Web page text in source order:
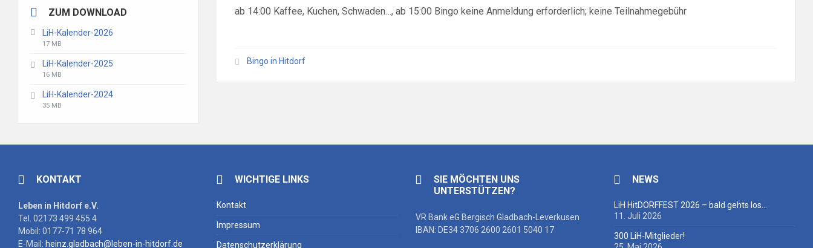
ab 14:00 Kaffee, Kuchen, Schwaden…, ab 15:00 Bingo keine Anmeldung erforderlich; keine Teilnahmegebühr
Bingo in Hitdorf
ZUM DOWNLOAD
LiH-Kalender-2026
File
pdf
File
17 MB
LiH-Kalender-2025
File
pdf
File
16 MB
LiH-Kalender-2024
File
File
35 MB
KONTAKT
Leben in Hitdorf e.V.
Tel. 02173 499 455 4
Mobil: 0177-71 78 964
E-Mail: heinz.gladbach@leben-in-hitdorf.de
WICHTIGE LINKS
Kontakt
Impressum
Datenschutzerklärung
SIE MÖCHTEN UNS
UNTERSTÜTZEN?
VR Bank eG Bergisch Gladbach-Leverkusen
IBAN: DE34 3706 2600 2601 5040 17
NEWS
LiH HitDORFFEST 2026 – bald gehts los…
11. Juli 2026
300 LiH-Mitglieder!